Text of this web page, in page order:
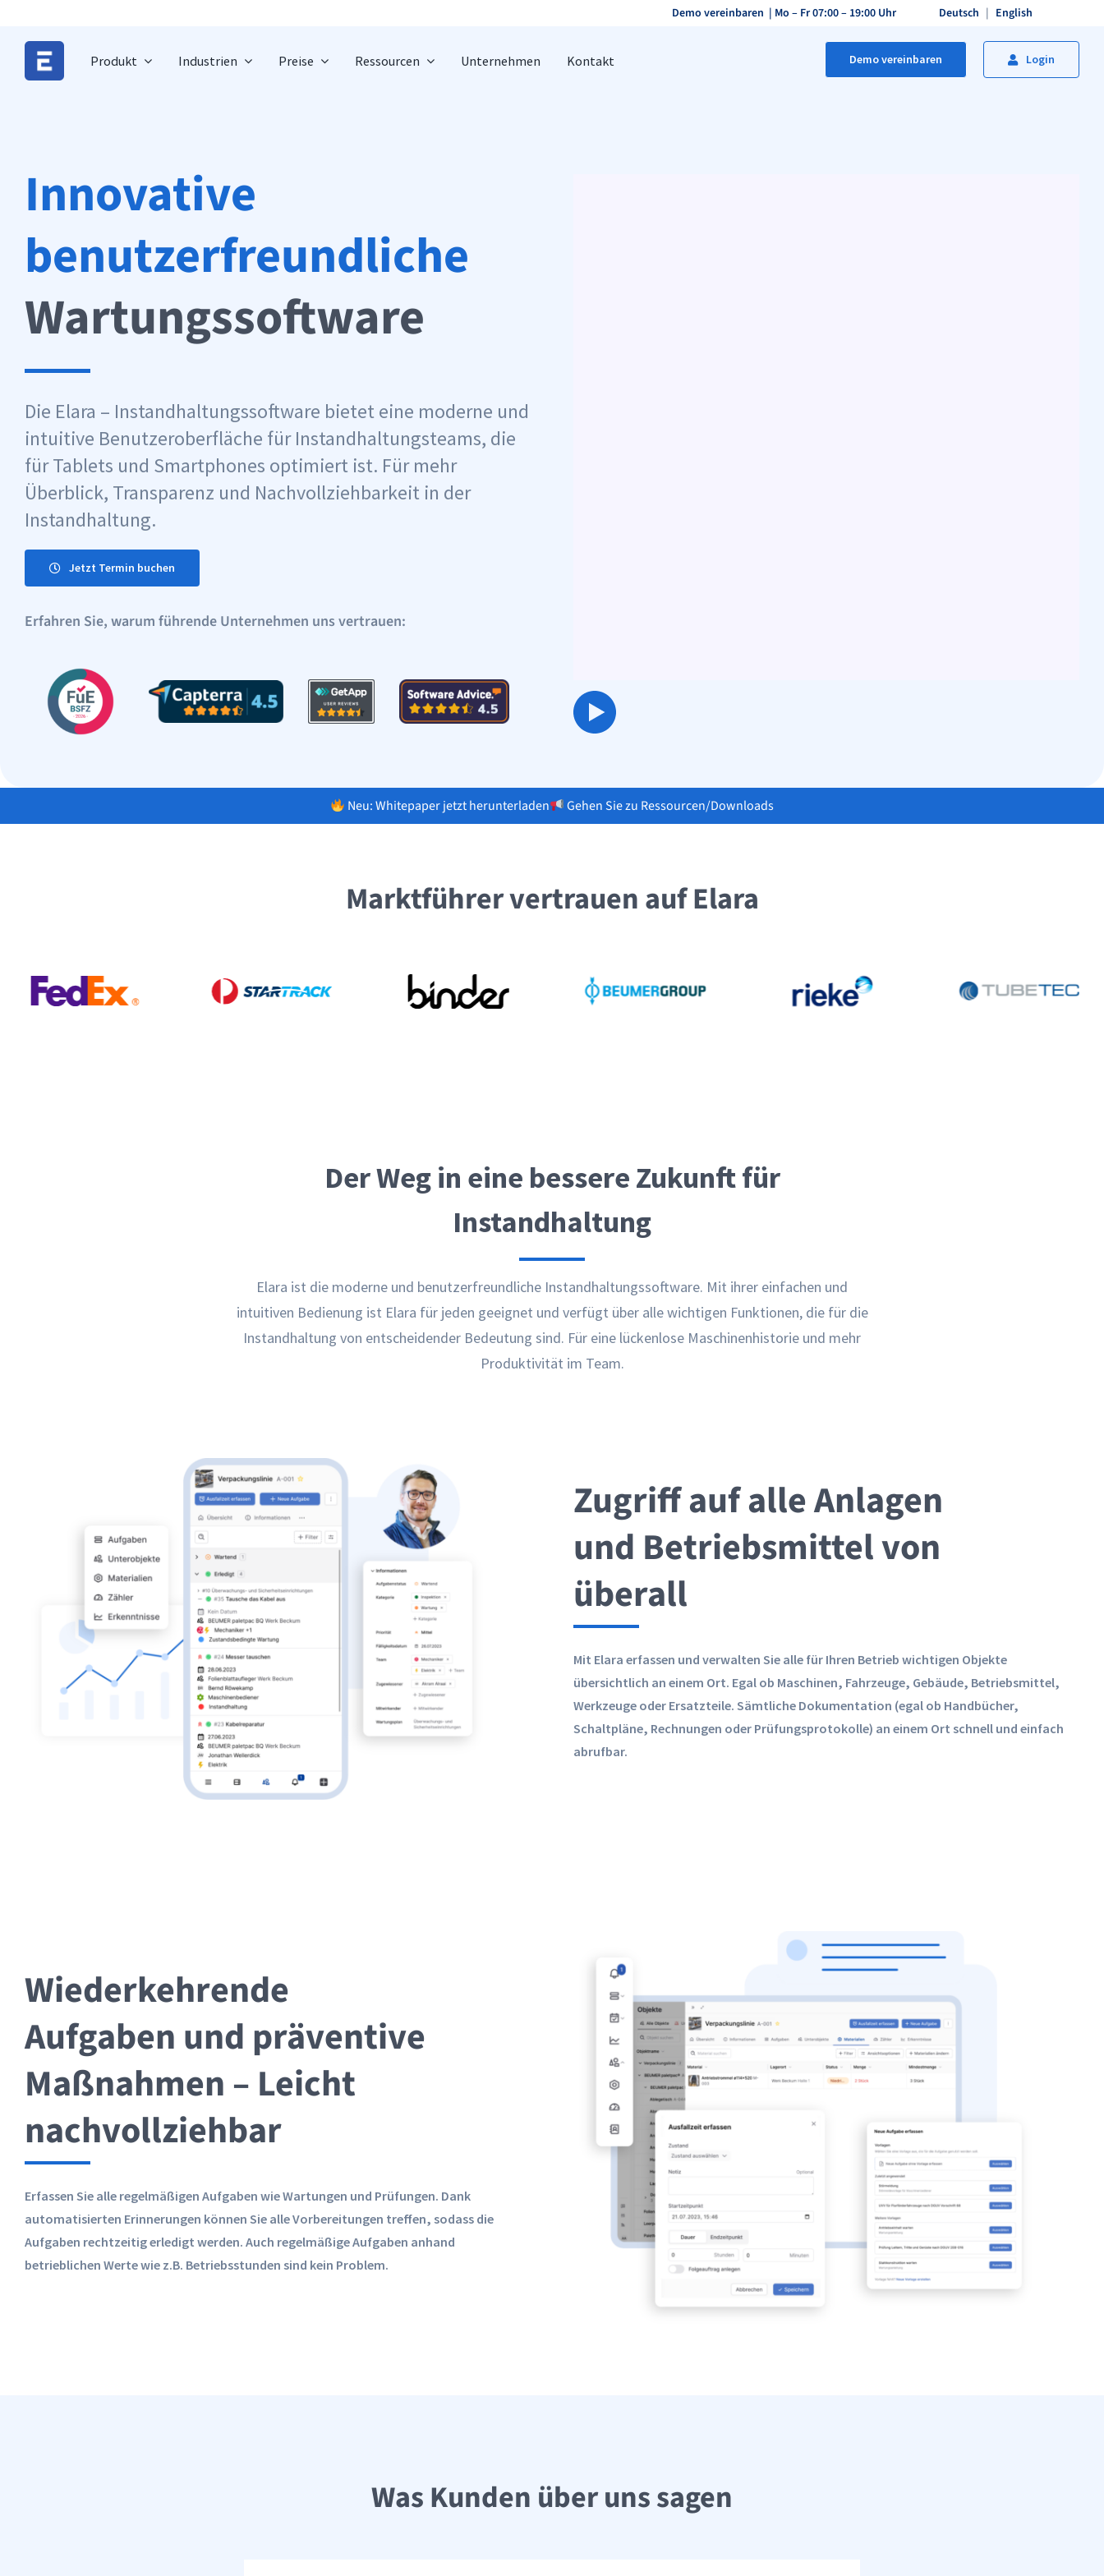
springen
Demo vereinbaren | Mo – Fr 07:00 – 19:00 Uhr Deutsch English
Produkt Industrien Preise Ressourcen Unternehmen Kontakt Demo vereinbaren Login
Innovative
benutzerfreundliche
Wartungssoftware
Die Elara – Instandhaltungssoftware bietet eine moderne und
intuitive Benutzeroberfläche für Instandhaltungsteams, die
für Tablets und Smartphones optimiert ist. Für mehr
Überblick, Transparenz und Nachvollziehbarkeit in der
Instandhaltung.
Jetzt Termin buchen
Erfahren Sie, warum führende Unternehmen uns vertrauen:
Neu: Whitepaper jetzt herunterladen Gehen Sie zu Ressourcen/Downloads
Marktführer vertrauen auf Elara
Der Weg in eine bessere Zukunft für
Instandhaltung
Elara ist die moderne und benutzerfreundliche Instandhaltungssoftware. Mit ihrer einfachen und
intuitiven Bedienung ist Elara für jeden geeignet und verfügt über alle wichtigen Funktionen, die für die
Instandhaltung von entscheidender Bedeutung sind. Für eine lückenlose Maschinenhistorie und mehr
Produktivität im Team.
Zugriff auf alle Anlagen
und Betriebsmittel von
überall
Mit Elara erfassen und verwalten Sie alle für Ihren Betrieb wichtigen Objekte
übersichtlich an einem Ort. Egal ob Maschinen, Fahrzeuge, Gebäude, Betriebsmittel,
Werkzeuge oder Ersatzteile. Sämtliche Dokumentation (egal ob Handbücher,
Schaltpläne, Rechnungen oder Prüfungsprotokolle) an einem Ort schnell und einfach
abrufbar.
Wiederkehrende
Aufgaben und präventive
Maßnahmen – Leicht
nachvollziehbar
Erfassen Sie alle regelmäßigen Aufgaben wie Wartungen und Prüfungen. Dank
automatisierten Erinnerungen können Sie alle Vorbereitungen treffen, sodass die
Aufgaben rechtzeitig erledigt werden. Auch regelmäßige Aufgaben anhand
betrieblichen Werte wie z.B. Betriebsstunden sind kein Problem.
Was Kunden über uns sagen